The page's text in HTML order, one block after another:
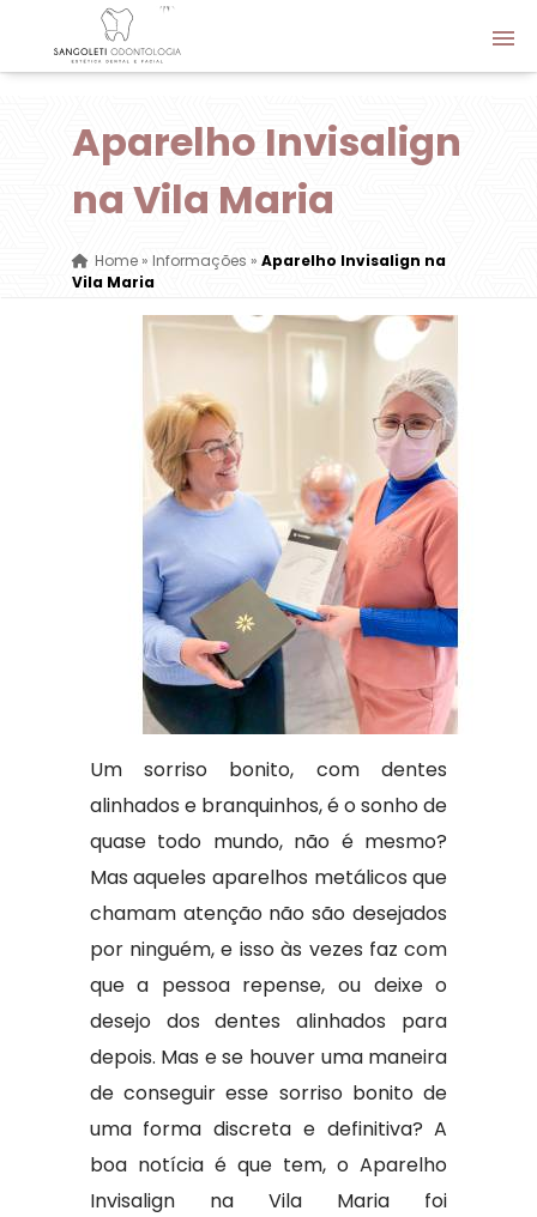
Aparelho Invisalign
na Vila Maria
Home» Informações » Aparelho Invisalign na
Vila Maria
Um sorriso bonito, com dentes
alinhados e branquinhos, é o sonho de
quase todo mundo, não é mesmo?
Mas aqueles aparelhos metálicos que
chamam atenção não são desejados
por ninguém, e isso às vezes faz com
que a pessoa repense, ou deixe o
desejo dos dentes alinhados para
depois. Mas e se houver uma maneira
de conseguir esse sorriso bonito de
uma forma discreta e definitiva? A
boa notícia é que tem, o Aparelho
Invisalign na Vila Maria foi